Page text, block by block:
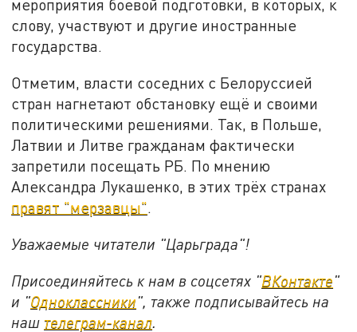
мероприятия боевой подготовки, в которых, к
слову, участвуют и другие иностранные
государства.
Отметим, власти соседних с Белоруссией
стран нагнетают обстановку ещё и своими
политическими решениями. Так, в Польше,
Латвии и Литве гражданам фактически
запретили посещать РБ. По мнению
Александра Лукашенко, в этих трёх странах
правят "мерзавцы".
Уважаемые читатели "Царьграда"!
Присоединяйтесь к нам в соцсетях "ВКонтакте"
и "Одноклассники", также подписывайтесь на
наш телеграм-канал